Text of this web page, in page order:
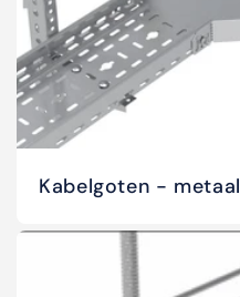
Kabelgoten - metaal